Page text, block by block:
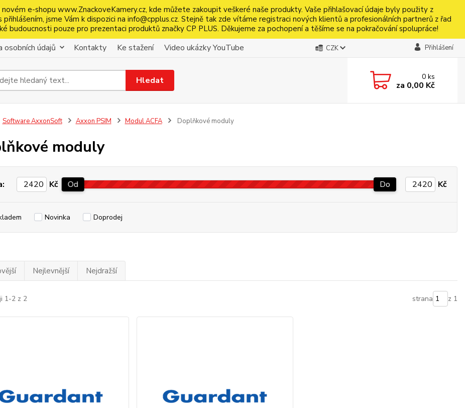
e-shopu www.ZnackoveKamery.cz, kde můžete zakoupit veškeré naše produkty. Vaše přihlašovací údaje byly použity z
jsme Vám k dispozici na info@cpplus.cz. Stejně tak zde vítáme registraci nových klientů a profesionálních partnerů z řad
budoucnosti pouze pro prezentaci produktů značky CP PLUS. Děkujeme za pochopení a těšíme se na pokračování spolupráce!
osobních údajů Kontakty Ke stažení Video ukázky YouTube CZK Přihlášení
Hledat 0 ks
za 0,00 Kč
Software AxxonSoft Axxon PSIM Modul ACFA Doplňkové moduly
moduly
Kč Od Do Kč
Novinka Doprodej
Nejlevnější Nejdražší
1-2 z 2 strana z 1